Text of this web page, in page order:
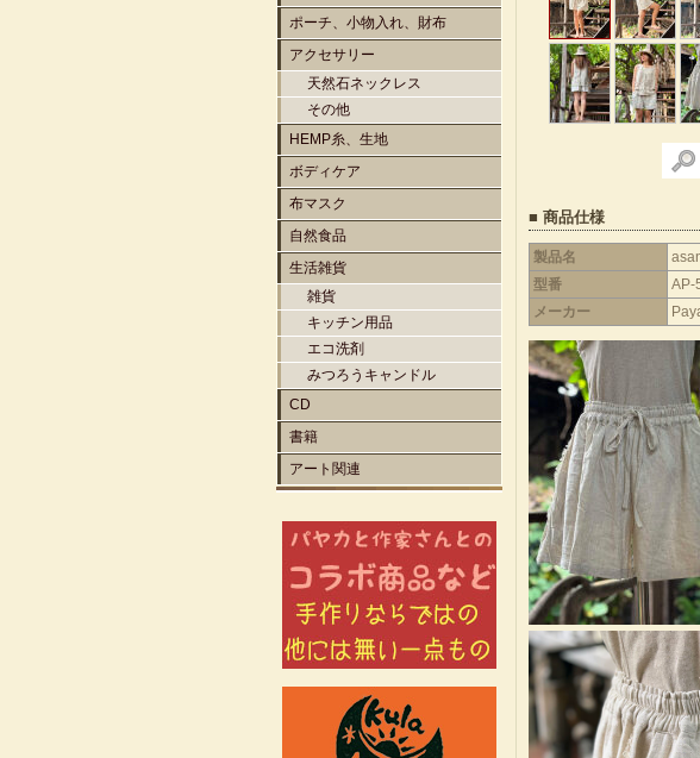
ポーチ、小物入れ、財布
アクセサリー
天然石ネックレス
その他
HEMP糸、生地
ボディケア
布マスク
自然食品
生活雑貨
雑貨
キッチン用品
エコ洗剤
みつろうキャンドル
CD
書籍
アート関連
■ 商品仕様
製品名
型番
AP-
メーカー